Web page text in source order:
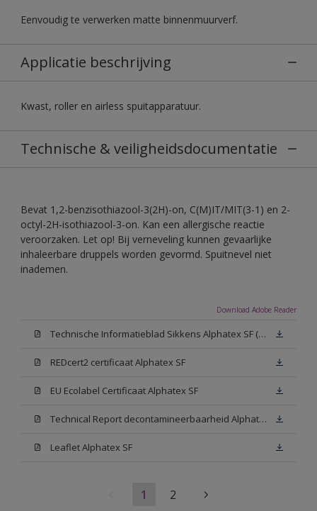
Eenvoudig te verwerken matte binnenmuurverf.
Applicatie beschrijving
Kwast, roller en airless spuitapparatuur.
Technische & veiligheidsdocumentatie
Bevat 1,2-benzisothiazool-3(2H)-on, C(M)IT/MIT(3-1) en 2-
octyl-2H-isothiazool-3-on. Kan een allergische reactie
veroorzaken. Let op! Bij verneveling kunnen gevaarlijke
inhaleerbare druppels worden gevormd. Spuitnevel niet
inademen.
Download Adobe Reader
Technische Informatieblad Sikkens Alphatex SF (PDF)
REDcert2 certificaat Alphatex SF
EU Ecolabel Certificaat Alphatex SF
Technical Report decontamineerbaarheid Alphatex SF
Leaflet Alphatex SF
1 2